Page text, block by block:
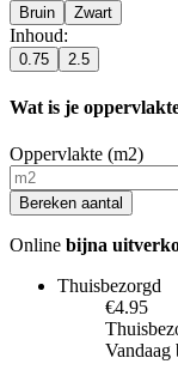
Bruin Zwart
Inhoud:
0.75 2.5
Wat is je
Oppervlakte (m2)
Bereken aantal
Online bijna
Thuisbezorgd
€4.95
Vandaag